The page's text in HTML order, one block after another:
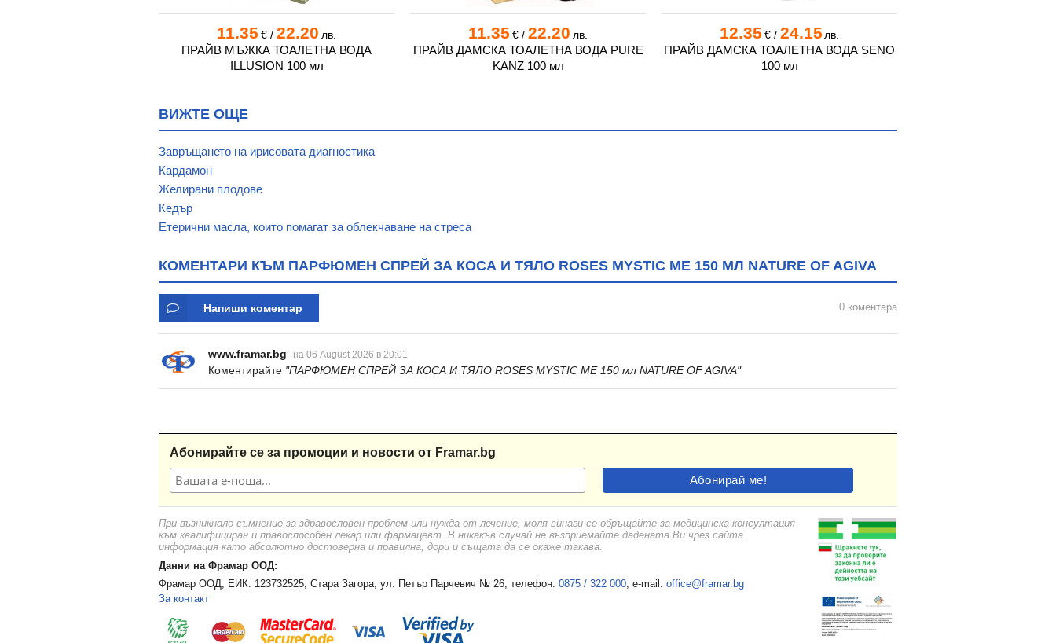
11.35 € / 22.20 лв.
ПРАЙВ МЪЖКА ТОАЛЕТНА ВОДА
ILLUSION 100 мл
11.35 € / 22.20 лв.
ПРАЙВ ДАМСКА ТОАЛЕТНА ВОДА PURE
KANZ 100 мл
12.35 €/ 24.15 лв.
ПРАЙВ ДАМСКА ТОАЛЕТНА ВОДА SENO
100 мл
ВИЖТЕ ОЩЕ
Завръщането на ирисовата диагностика
Кардамон
Желирани плодове
Кедър
Етерични масла, които помагат за облекчаване на стреса
КОМЕНТАРИ КЪМ ПАРФЮМЕН СПРЕЙ ЗА КОСА И ТЯЛО ROSES MYSTIC ME 150 МЛ NATURE OF AGIVA
Напиши коментар 0 коментара
www.framar.bg на 06 August 2026 в 20:01
Коментирайте "ПАРФЮМЕН СПРЕЙ ЗА КОСА И ТЯЛО ROSES MYSTIC ME 150 мл NATURE OF AGIVA"
Абонирайте се за промоции и новости от Framar.bg
При възникнало съмнение за здравословен проблем или нужда от лечение, моля винаги се обръщайте за медицинска консултация
към квалифициран и правоспособен лекар или фармацевт. В никакъв случай не възприемайте дадената Ви чрез сайта
информация като абсолютно достоверна и правилна, дори и същата да се окаже такава.
Данни на Фрамар ООД:
Фрамар ООД, ЕИК: 123732525, Стара Загора, ул. Петър Парчевич № 26, телефон: 0875 / 322 000 , e-mail: office@framar.bg
За контакт